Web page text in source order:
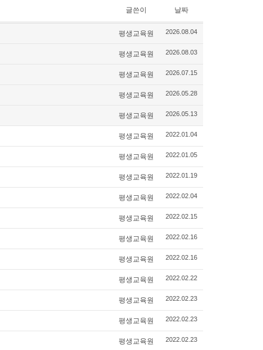
글쓴이 날짜
평생교육원 2026.08.04
평생교육원 2026.08.03
평생교육원 2026.07.15
평생교육원 2026.05.28
평생교육원 2026.05.13
평생교육원 2022.01.04
평생교육원 2022.01.05
평생교육원 2022.01.19
평생교육원 2022.02.04
평생교육원 2022.02.15
평생교육원 2022.02.16
평생교육원 2022.02.16
평생교육원 2022.02.22
평생교육원 2022.02.23
평생교육원 2022.02.23
평생교육원 2022.02.23